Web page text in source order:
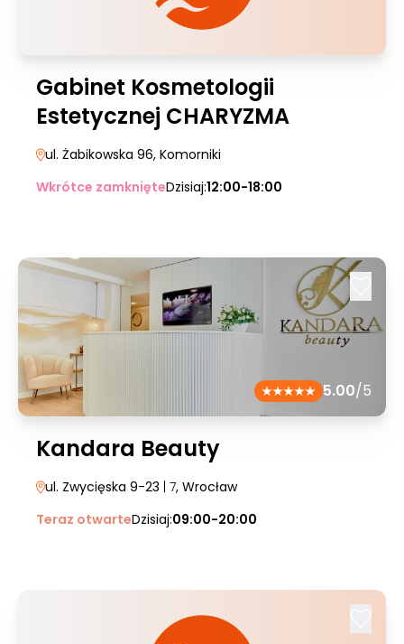
Gabinet Kosmetologii
Estetycznej CHARYZMA
ul. Żabikowska 96, Komorniki
Wkrótce zamknięteDzisiaj:12:00-18:00
5.00/5
Kandara Beauty
ul. Zwycięska 9-23 | 7, Wrocław
Teraz otwarteDzisiaj:09:00-20:00